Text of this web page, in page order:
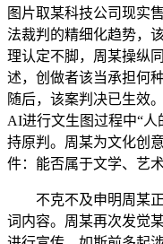
图片取某科技公司现实
法裁判的精细化趋势，
理认定不脚，周某操纵
述，创做者该当承担何
随后，该案判决已生效
AI进行文生图过程中“
持原判。周某为文化创
件：能否属于文学、艺
不克不及申明周某正
词内容。周某再次发觉